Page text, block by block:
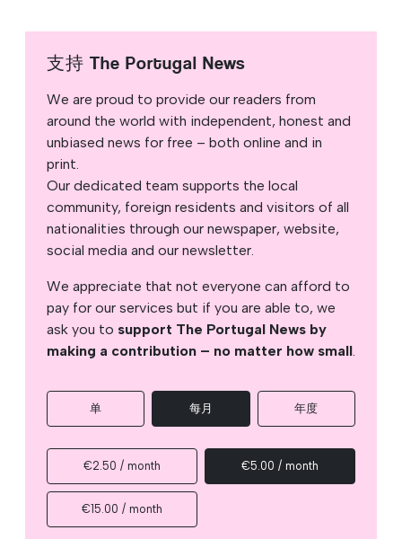
支持 The Portugal News
We are proud to provide our readers from
around the world with independent, honest and
unbiased news for free – both online and in
print.
Our dedicated team supports the local
community, foreign residents and visitors of all
nationalities through our newspaper, website,
social media and our newsletter.
We appreciate that not everyone can afford to
pay for our services but if you are able to, we
ask you to support The Portugal News by
making a contribution – no matter how small.
单 每月 年度
€2.50 / month €5.00 / month
€15.00 / month